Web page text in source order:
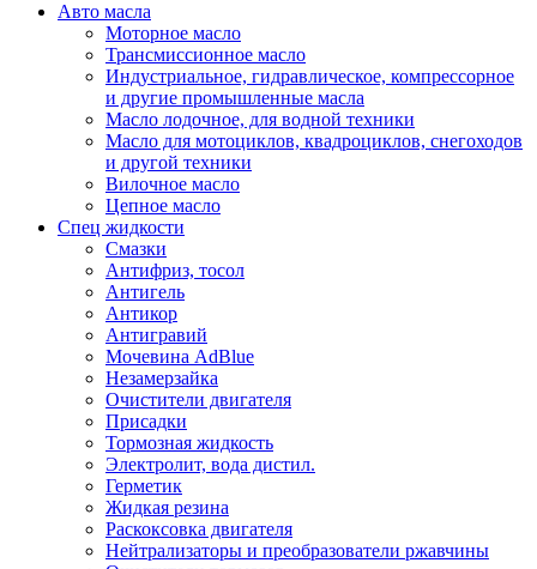
Авто масла
Моторное масло
Трансмиссионное масло
Индустриальное, гидравлическое, компрессорное
и другие промышленные масла
Масло лодочное, для водной техники
Масло для мотоциклов, квадроциклов, снегоходов
и другой техники
Вилочное масло
Цепное масло
Спец жидкости
Смазки
Антифриз, тосол
Антигель
Антикор
Антигравий
Мочевина AdBlue
Незамерзайка
Очистители двигателя
Присадки
Тормозная жидкость
Электролит, вода дистил.
Герметик
Жидкая резина
Раскоксовка двигателя
Нейтрализаторы и преобразователи ржавчины